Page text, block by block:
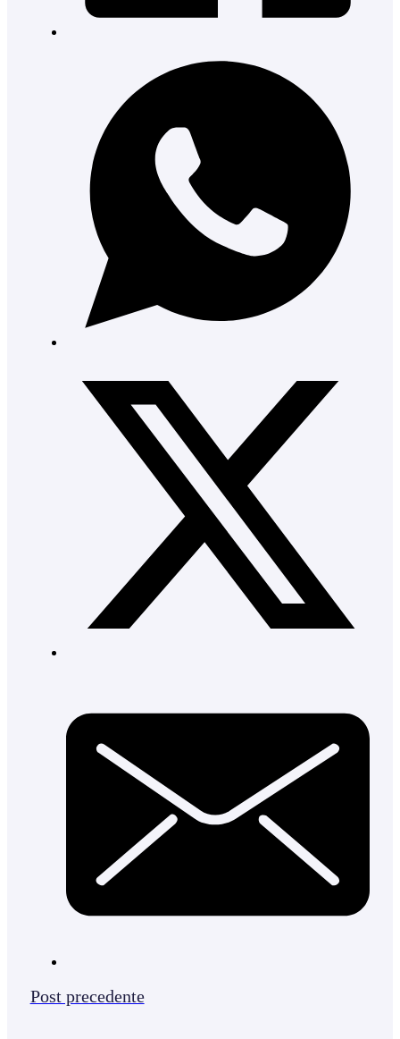
Post precedente